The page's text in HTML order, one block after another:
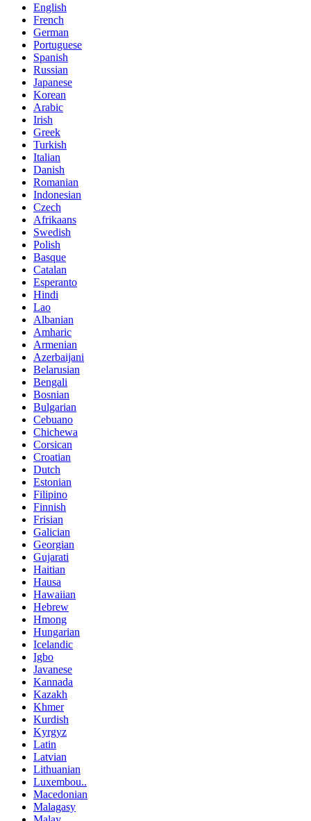
English
French
German
Portuguese
Spanish
Russian
Japanese
Korean
Arabic
Irish
Greek
Turkish
Italian
Danish
Romanian
Indonesian
Czech
Afrikaans
Swedish
Polish
Basque
Catalan
Esperanto
Hindi
Lao
Albanian
Amharic
Armenian
Azerbaijani
Belarusian
Bengali
Bosnian
Bulgarian
Cebuano
Chichewa
Corsican
Croatian
Dutch
Estonian
Filipino
Finnish
Frisian
Galician
Georgian
Gujarati
Haitian
Hausa
Hawaiian
Hebrew
Hmong
Hungarian
Icelandic
Igbo
Javanese
Kannada
Kazakh
Khmer
Kurdish
Kyrgyz
Latin
Latvian
Lithuanian
Luxembou..
Macedonian
Malagasy